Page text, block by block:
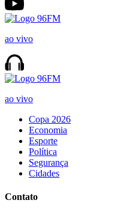
ao vivo
ao vivo
Copa 2026
Economia
Esporte
Política
Segurança
Cidades
Contato